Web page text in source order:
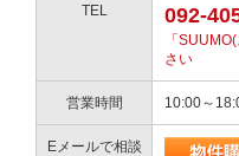
TEL 092-
「
さい
営業時間 10:00～
Eメールで相談